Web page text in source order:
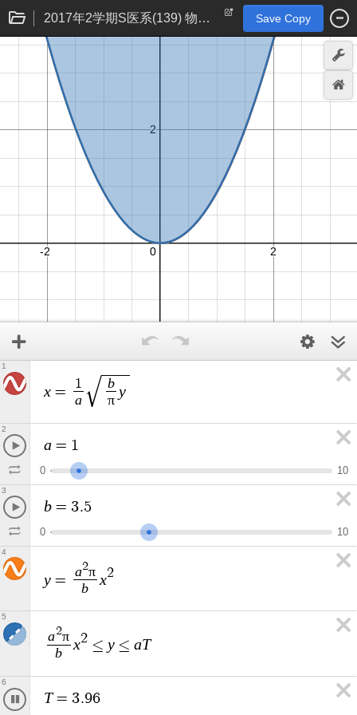
2017年2学期S医系(139) 物理量の問題 Save Copy
x = 1
a
b
π
y
1
a = 1
0 1 0
2
b = 3.5
0 1 0
3
y =
a2π
b
x2
4
a2π
b
x2 ≤ y ≤ aT
5
T = 3.67
6